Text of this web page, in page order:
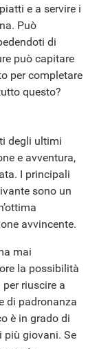
e a servire i
Può
di
può capitare
per completare
questo?
degli ultimi
e avventura,
I principali
sono un
avvincente.
mai
la possibilità
riuscire a
di padronanza
è in grado di
più giovani. Se